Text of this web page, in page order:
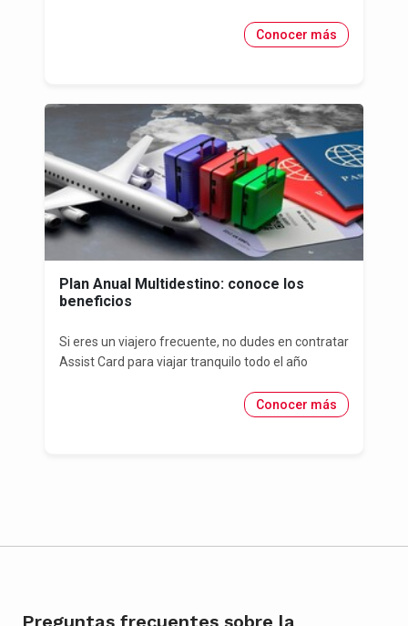
Conocer más
Plan Anual Multidestino: conoce los
beneficios
Si eres un viajero frecuente, no dudes en contratar
Assist Card para viajar tranquilo todo el año
Conocer más
Preguntas frecuentes sobre la